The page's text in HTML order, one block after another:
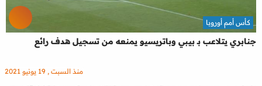
جنابري يتلاعب بـ بيبي وباتريسيو يمنعه من تسجيل هدف رائع
كأس أمم أوروبا
منذ السبت , 19 يونيو 2021